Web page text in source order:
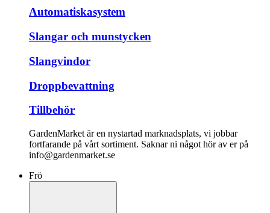
Automatiskasystem
Slangar och munstycken
Slangvindor
Droppbevattning
Tillbehör
GardenMarket är en nystartad marknadsplats, vi jobbar
fortfarande på vårt sortiment. Saknar ni något hör av er på
info@gardenmarket.se
Frö